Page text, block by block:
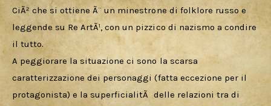
CiÃ² che si ottiene Ã¨ un minestrone di folklore russo e
leggende su Re ArtÃ¹, con un pizzico di nazismo a condire
il tutto.
A peggiorare la situazione ci sono la scarsa
caratterizzazione dei personaggi (fatta eccezione per il
protagonista) e la superficialitÃ  delle relazioni tra di